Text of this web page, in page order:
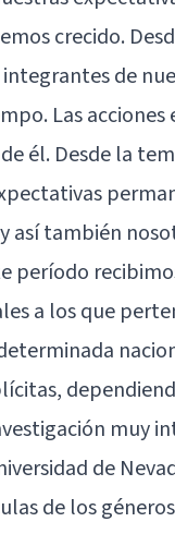
crecido.
de
Las
él. Desde la
así también
período
a los que
muy
de
de los